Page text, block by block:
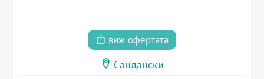
виж офертата
Сандански